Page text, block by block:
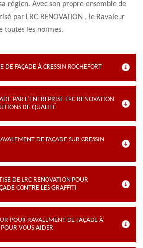
région. Avec son propre ensemble de
par LRC RENOVATION , le Ravaleur
toutes les normes.
DE FAÇADE À CRESSIN ROCHEFORT
PAR L’ENTREPRISE LRC RENOVATION
DE QUALITÉ
DE FAÇADE SUR CRESSIN
DE LRC RENOVATION POUR
CONTRE LES GRAFFITI
POUR RAVALEMENT DE FAÇADE À
POUR VOUS AIDER